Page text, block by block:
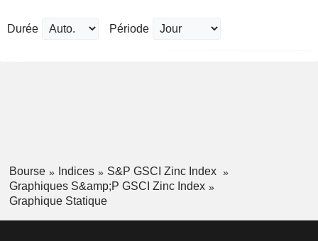
Durée Période
Bourse Indices
S&P GSCI Zinc Index
Graphiques S&amp;P GSCI Zinc Index
Graphique Statique